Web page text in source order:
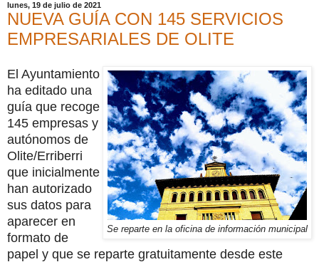
lunes, 19 de julio de 2021
NUEVA GUÍA CON 145 SERVICIOS
EMPRESARIALES DE OLITE
Se reparte en la oficina de información municipal
El Ayuntamiento
ha editado una
guía que recoge
145 empresas y
autónomos de
Olite/Erriberri
que inicialmente
han autorizado
sus datos para
aparecer en
formato de
papel y que se reparte gratuitamente desde este